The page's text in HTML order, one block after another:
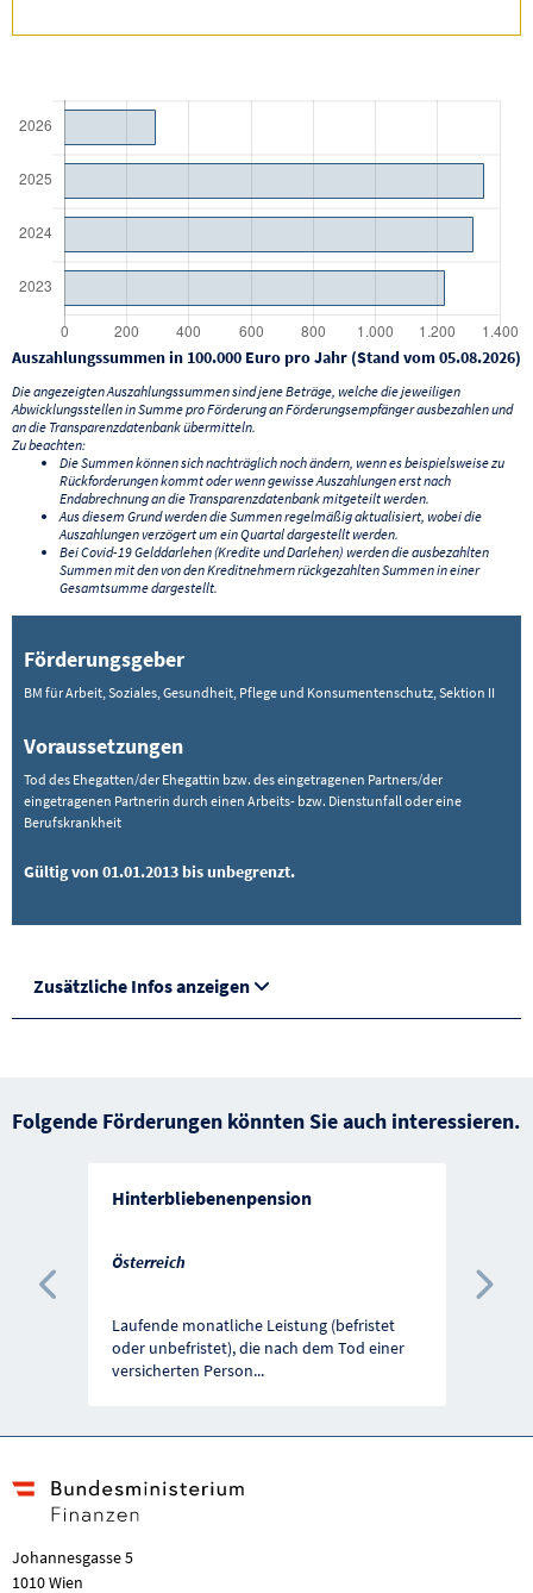
Auszahlungssummen in 100.000 Euro pro Jahr (Stand vom 05.08.2026)
Die angezeigten Auszahlungssummen sind jene Beträge, welche die jeweiligen
Abwicklungsstellen in Summe pro Förderung an Förderungsempfänger ausbezahlen und
an die Transparenzdatenbank übermitteln.
Zu beachten:
Die Summen können sich nachträglich noch ändern, wenn es beispielsweise zu
Rückforderungen kommt oder wenn gewisse Auszahlungen erst nach
Endabrechnung an die Transparenzdatenbank mitgeteilt werden.
Aus diesem Grund werden die Summen regelmäßig aktualisiert, wobei die
Auszahlungen verzögert um ein Quartal dargestellt werden.
Bei Covid-19 Gelddarlehen (Kredite und Darlehen) werden die ausbezahlten
Summen mit den von den Kreditnehmern rückgezahlten Summen in einer
Gesamtsumme dargestellt.
Förderungsgeber
BM für Arbeit, Soziales, Gesundheit, Pflege und Konsumentenschutz, Sektion II
Voraussetzungen
Tod des Ehegatten/der Ehegattin bzw. des eingetragenen Partners/der
eingetragenen Partnerin durch einen Arbeits- bzw. Dienstunfall oder eine
Berufskrankheit
Gültig von 01.01.2013 bis unbegrenzt.
Zusätzliche Infos anzeigen
Folgende Förderungen könnten Sie auch interessieren.
Hinterbliebenenpension
Österreich
Laufende monatliche Leistung (befristet
oder unbefristet), die nach dem Tod einer
versicherten Person...
Vorherige Förderung
Johannesgasse 5
1010 Wien